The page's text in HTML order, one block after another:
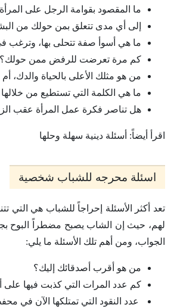
ما المقصود بقوامة الرجل على
إلى أي مدى تتعلق بمن حولك من
ما هي أسوأ صفة تتحلى بها، وترغب
كم مرة تعرضت للرفض ممن حولك؟
من هو مثلك الأعلى بالحياة والدك، أم
ما هي الكلمة التي تستطيع من
هل تناصر فكرة عمل المرأة عقب
اقرأ أيضاً: أسئلة دينية سهلة وحلها
اسئلة محرجه للشباب شخصية
تعد أكثر الأسئلة إحراجاً للشباب هي التي
لهم، حيث إن الشاب يصبح مضطراً البوح
الجواب، ومن أهم تلك الأسئلة ما يلي:
من هو أقرب أصدقائك إليك؟
كم عدد المرات التي كذبت فيها على
عدد النقود التي تمتلكها الآن في